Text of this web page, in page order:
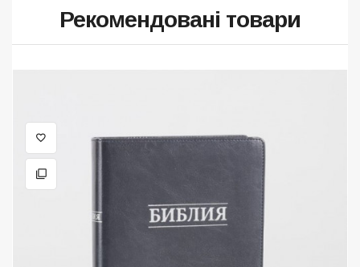
Рекомендовані товари